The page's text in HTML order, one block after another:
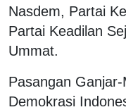
Nasdem, Partai
Partai Keadilan
Ummat.
Pasangan
Demokrasi